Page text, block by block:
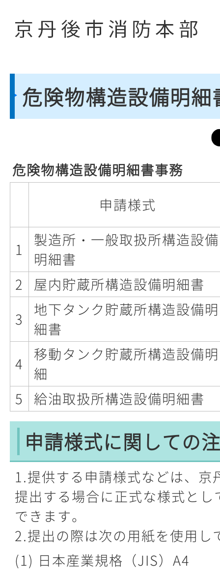
危険物構造設備明細
危険物構造設備明細書事務
申請様式
1
製造所・一般取扱所構造設備
明細書
2
屋内貯蔵所構造設備明細書
3
地下タンク貯蔵所構造設備明
細書
4
移動タンク貯蔵所構造設備明
細
5
給油取扱所構造設備明細書
申請様式に関しての
1.提供する申請様式などは、京
提出する場合に正式な様式と
できます。
2.提出の際は次の用紙を使用し
(1) 日本産業規格（JIS）A4